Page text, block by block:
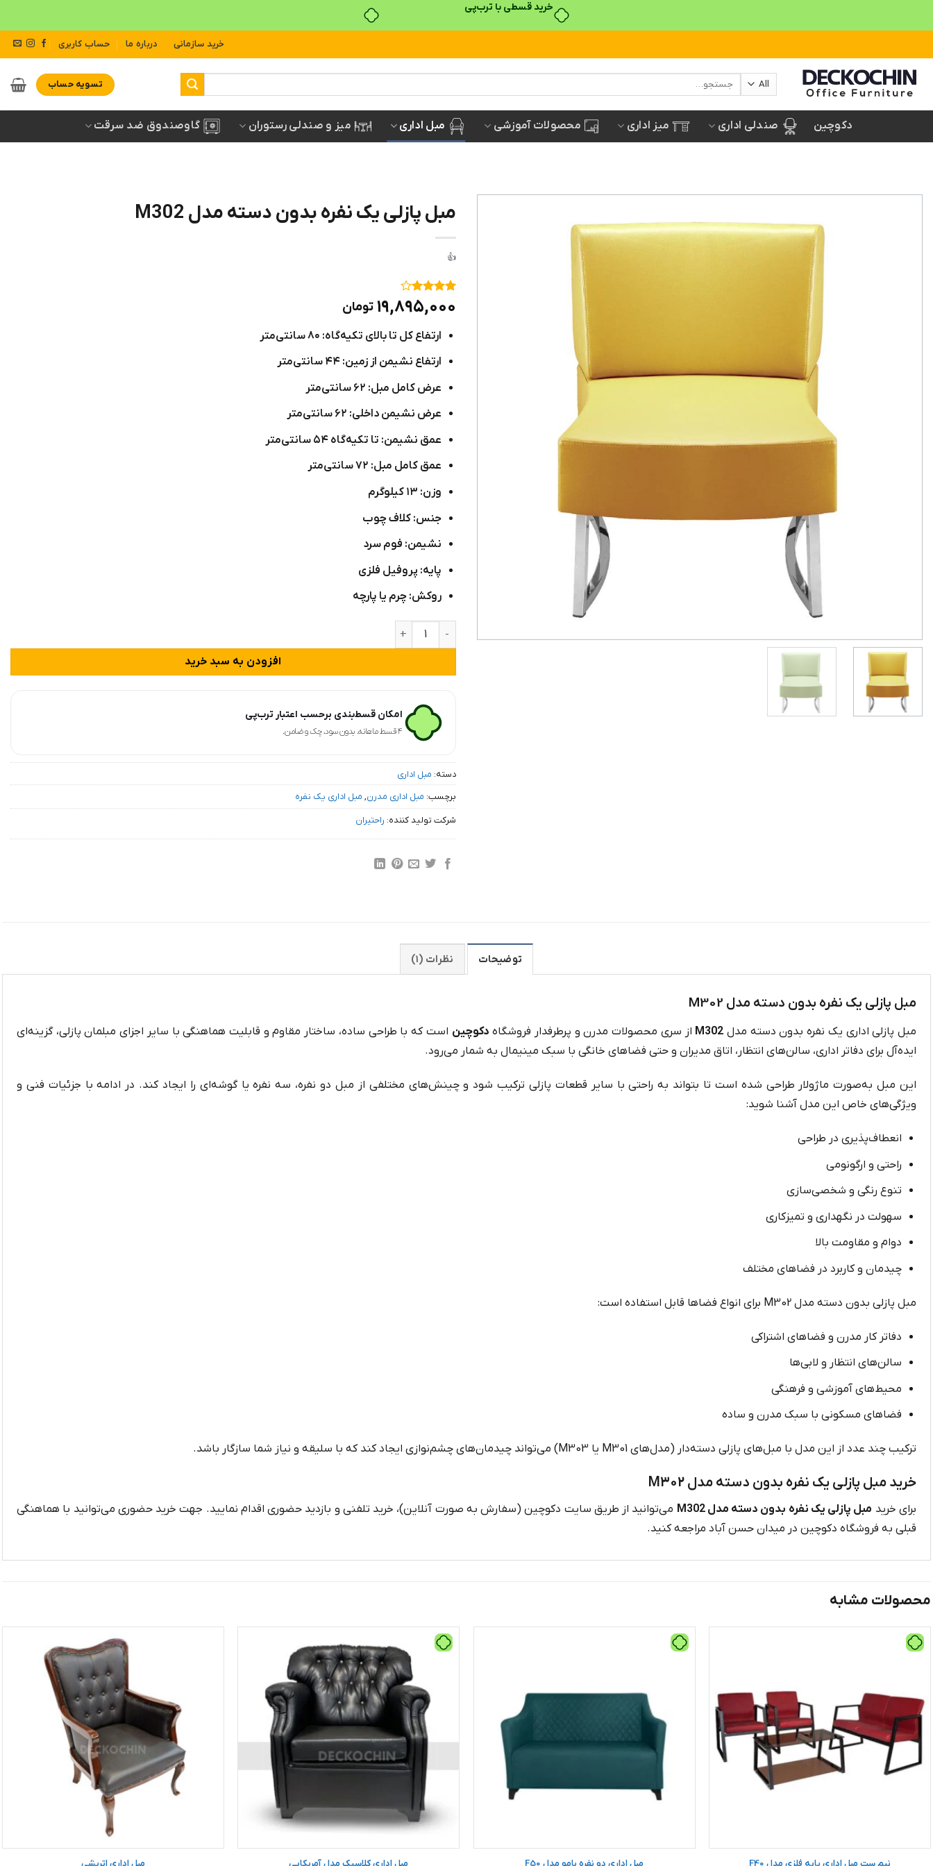
خرید قسطی با ترب‌پی
to
content
خرید سازمانی درباره ما حساب کاربری
برای:
تسویه حساب
دکوچین صندلی اداری میز اداری محصولات آموزشی مبل اداری میز و صندلی رستوران گاوصندوق ضد سرقت
مبل پازلی یک نفره بدون دسته مدل M302
۴
از ۵
مشتری
۱۹,۸۹۵,۰۰۰ تومان
ارتفاع کل تا بالای تکیه‌گاه: ۸۰ سانتی‌متر
ارتفاع نشیمن از زمین: ۴۴ سانتی‌متر
عرض کامل مبل: ۶۲ سانتی‌متر
عرض نشیمن داخلی: ۶۲ سانتی‌متر
عمق نشیمن: تا تکیه‌گاه ۵۴ سانتی‌متر
عمق کامل مبل: ۷۲ سانتی‌متر
وزن: ۱۳ کیلوگرم
جنس: کلاف چوب
نشیمن: فوم سرد
پایه: پروفیل فلزی
روکش: چرم یا پارچه
مبل پازلی یک نفره بدون دسته مدل M302 عدد
افزودن به سبد خرید
امکان قسط‌بندی برحسب اعتبار ترب‌پی
۴ قسط ماهانه. بدون سود، چک و ضامن.
دسته: مبل اداری
برچسب: مبل اداری مدرن, مبل اداری یک نفره
شرکت تولید کننده: راحتیران
توضیحات نظرات (۱)
مبل پازلی یک نفره بدون دسته مدل M302
مبل پازلی اداری یک نفره بدون دسته مدل M302 از سری محصولات مدرن و پرطرفدار فروشگاه دکوچین است که با طراحی ساده، ساختار مقاوم و قابلیت هماهنگی با سایر اجزای مبلمان پازلی، گزینه‌ای
ایده‌آل برای دفاتر اداری، سالن‌های انتظار، اتاق مدیران و حتی فضاهای خانگی با سبک مینیمال به شمار می‌رود.
این مبل به‌صورت ماژولار طراحی شده است تا بتواند به راحتی با سایر قطعات پازلی ترکیب شود و چینش‌های مختلفی از مبل دو نفره، سه نفره یا گوشه‌ای را ایجاد کند. در ادامه با جزئیات فنی و
ویژگی‌های خاص این مدل آشنا شوید:
انعطاف‌پذیری در طراحی
راحتی و ارگونومی
تنوع رنگی و شخصی‌سازی
سهولت در نگهداری و تمیزکاری
دوام و مقاومت بالا
چیدمان و کاربرد در فضاهای مختلف
مبل پازلی بدون دسته مدل M302 برای انواع فضاها قابل استفاده است:
دفاتر کار مدرن و فضاهای اشتراکی
سالن‌های انتظار و لابی‌ها
محیط‌های آموزشی و فرهنگی
فضاهای مسکونی با سبک مدرن و ساده
ترکیب چند عدد از این مدل با مبل‌های پازلی دسته‌دار (مدل‌های M301 یا M303) می‌تواند چیدمان‌های چشم‌نوازی ایجاد کند که با سلیقه و نیاز شما سازگار باشد.
خرید مبل پازلی یک نفره بدون دسته مدل M302
برای خرید مبل پازلی یک نفره بدون دسته مدل M302
می‌توانید از طریق سایت دکوچین (سفارش به صورت آنلاین)، خرید تلفنی و بازدید حضوری اقدام نمایید. جهت خرید حضوری می‌توانید با هماهنگی
قبلی به فروشگاه دکوچین در میدان حسن آباد مراجعه کنید.
محصولات مشابه